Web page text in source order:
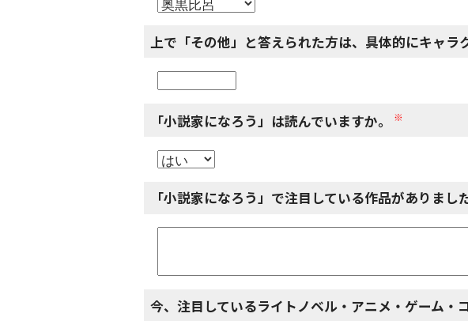
上で「その他」と答えられた方は、具体的にキャラ
「小説家になろう」は読んでいますか。 ※
「小説家になろう」で注目している作品がありまし
今、注目しているライトノベル・アニメ・ゲーム・